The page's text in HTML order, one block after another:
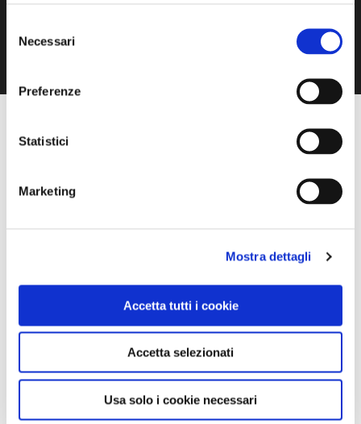
delNecessari
Preferenze
Statistici
Marketing
Mostra dettagli
Accetta tutti i cookie
Accetta selezionati
Usa solo i cookie necessari